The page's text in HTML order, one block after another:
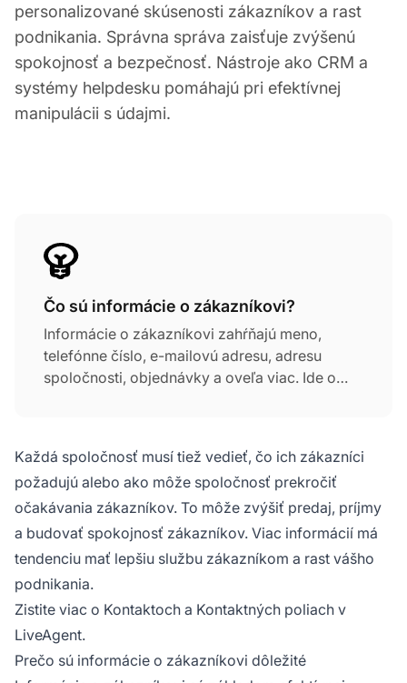
personalizované skúsenosti zákazníkov a rast
podnikania. Správna správa zaisťuje zvýšenú
spokojnosť a bezpečnosť. Nástroje ako CRM a
systémy helpdesku pomáhajú pri efektívnej
manipulácii s údajmi.
Čo sú informácie o zákazníkovi?
Informácie o zákazníkovi zahŕňajú meno,
telefónne číslo, e-mailovú adresu, adresu
spoločnosti, objednávky a oveľa viac. Ide o
zákazníkoch.
Každá spoločnosť musí tiež vedieť, čo ich zákazníci
požadujú alebo ako môže spoločnosť prekročiť
očakávania zákazníkov. To môže zvýšiť predaj, príjmy
a budovať spokojnosť zákazníkov. Viac informácií má
tendenciu mať lepšiu službu zákazníkom a rast vášho
podnikania.
Zistite viac o Kontaktoch a Kontaktných poliach v
LiveAgent.
Prečo sú informácie o zákazníkovi dôležité